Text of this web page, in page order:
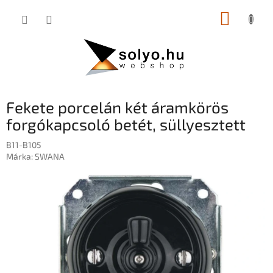
KOSÁR
Fekete porcelán két áramkörös
forgókapcsoló betét, süllyesztett
B11-B105
Márka:SWANA